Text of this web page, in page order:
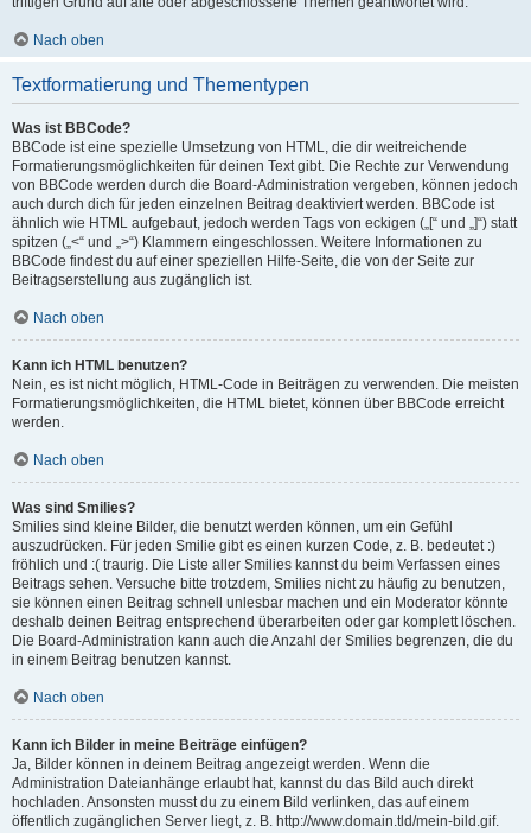
Nach oben
Textformatierung und Thementypen
Was ist BBCode?
BBCode ist eine spezielle Umsetzung von HTML, die dir weitreichende
Formatierungsmöglichkeiten für deinen Text gibt. Die Rechte zur Verwendung
von BBCode werden durch die Board-Administration vergeben, können jedoch
auch durch dich für jeden einzelnen Beitrag deaktiviert werden. BBCode ist
ähnlich wie HTML aufgebaut, jedoch werden Tags von eckigen („[“ und „]“) statt
spitzen („<“ und „>“) Klammern eingeschlossen. Weitere Informationen zu
BBCode findest du auf einer speziellen Hilfe-Seite, die von der Seite zur
Beitragserstellung aus zugänglich ist.
Nach oben
Kann ich HTML benutzen?
Nein, es ist nicht möglich, HTML-Code in Beiträgen zu verwenden. Die meisten
Formatierungsmöglichkeiten, die HTML bietet, können über BBCode erreicht
werden.
Nach oben
Was sind Smilies?
Smilies sind kleine Bilder, die benutzt werden können, um ein Gefühl
auszudrücken. Für jeden Smilie gibt es einen kurzen Code, z. B. bedeutet :)
fröhlich und :( traurig. Die Liste aller Smilies kannst du beim Verfassen eines
Beitrags sehen. Versuche bitte trotzdem, Smilies nicht zu häufig zu benutzen,
sie können einen Beitrag schnell unlesbar machen und ein Moderator könnte
deshalb deinen Beitrag entsprechend überarbeiten oder gar komplett löschen.
Die Board-Administration kann auch die Anzahl der Smilies begrenzen, die du
in einem Beitrag benutzen kannst.
Nach oben
Kann ich Bilder in meine Beiträge einfügen?
Ja, Bilder können in deinem Beitrag angezeigt werden. Wenn die
Administration Dateianhänge erlaubt hat, kannst du das Bild auch direkt
hochladen. Ansonsten musst du zu einem Bild verlinken, das auf einem
öffentlich zugänglichen Server liegt, z. B. http://www.domain.tld/mein-bild.gif.